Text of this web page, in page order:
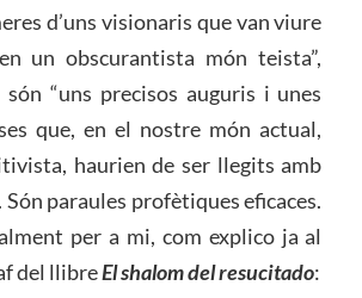
d’uns visionaris que van viure
un obscurantista món teista”,
“uns precisos auguris i unes
que, en el nostre món actual,
haurien de ser llegits amb
Són paraules profètiques eficaces.
per a mi, com explico ja al
del llibreEl shalom del resucitado: